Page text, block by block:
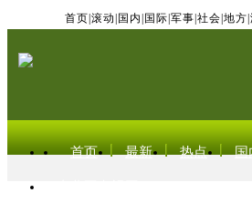
首页 滚动 国内 国际 军事 社会 地方
首页 最新 热点 国